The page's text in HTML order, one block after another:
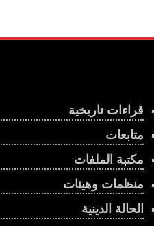
قراءات تاريخية
متابعات
مكتبة الملفات
منظمات وهيئات
الحالة الدينية